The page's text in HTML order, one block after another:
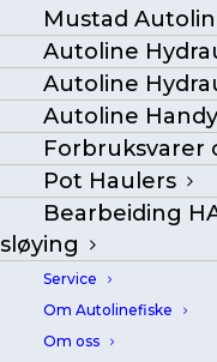
Mustad
Autoline
Autoline
Autoline
Forbruksvarer
Pot Haulers
Bearbeiding
sløying
Service
Om Autolinefiske
Om oss